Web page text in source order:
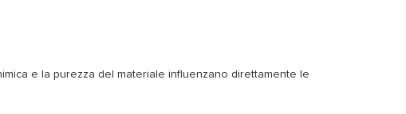
e la purezza del materiale influenzano direttamente le